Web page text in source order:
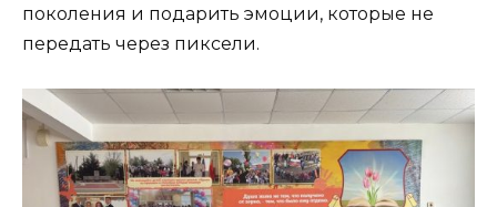
поколения и подарить эмоции, которые не
передать через пиксели.